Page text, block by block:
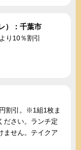
）：千葉市
り10％割引
割引。※1組1枚ま
ださい。ランチ定
ません。テイクア